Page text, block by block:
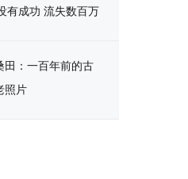
有成功 流失数百万
田：一百年前的古
照片